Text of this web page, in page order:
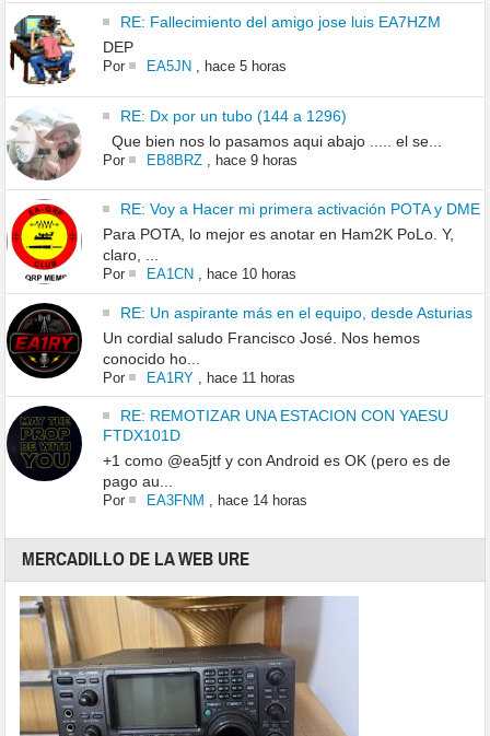
RE: Fallecimiento del amigo jose luis EA7HZM
DEP
Por EA5JN, hace 5 horas
RE: Dx por un tubo (144 a 1296)
Que bien nos lo pasamos aqui abajo ..... el se...
Por EB8BRZ, hace 9 horas
RE: Voy a Hacer mi primera activación POTA y DME
Para POTA, lo mejor es anotar en Ham2K PoLo. Y,
claro, ...
Por EA1CN , hace 10 horas
RE: Un aspirante más en el equipo, desde Asturias
Un cordial saludo Francisco José. Nos hemos
conocido ho...
Por EA1RY, hace 11 horas
RE: REMOTIZAR UNA ESTACION CON YAESU
FTDX101D
+1 como @ea5jtf y con Android es OK (pero es de
pago au...
Por EA3FNM , hace 14 horas
MERCADILLO DE LA WEB URE